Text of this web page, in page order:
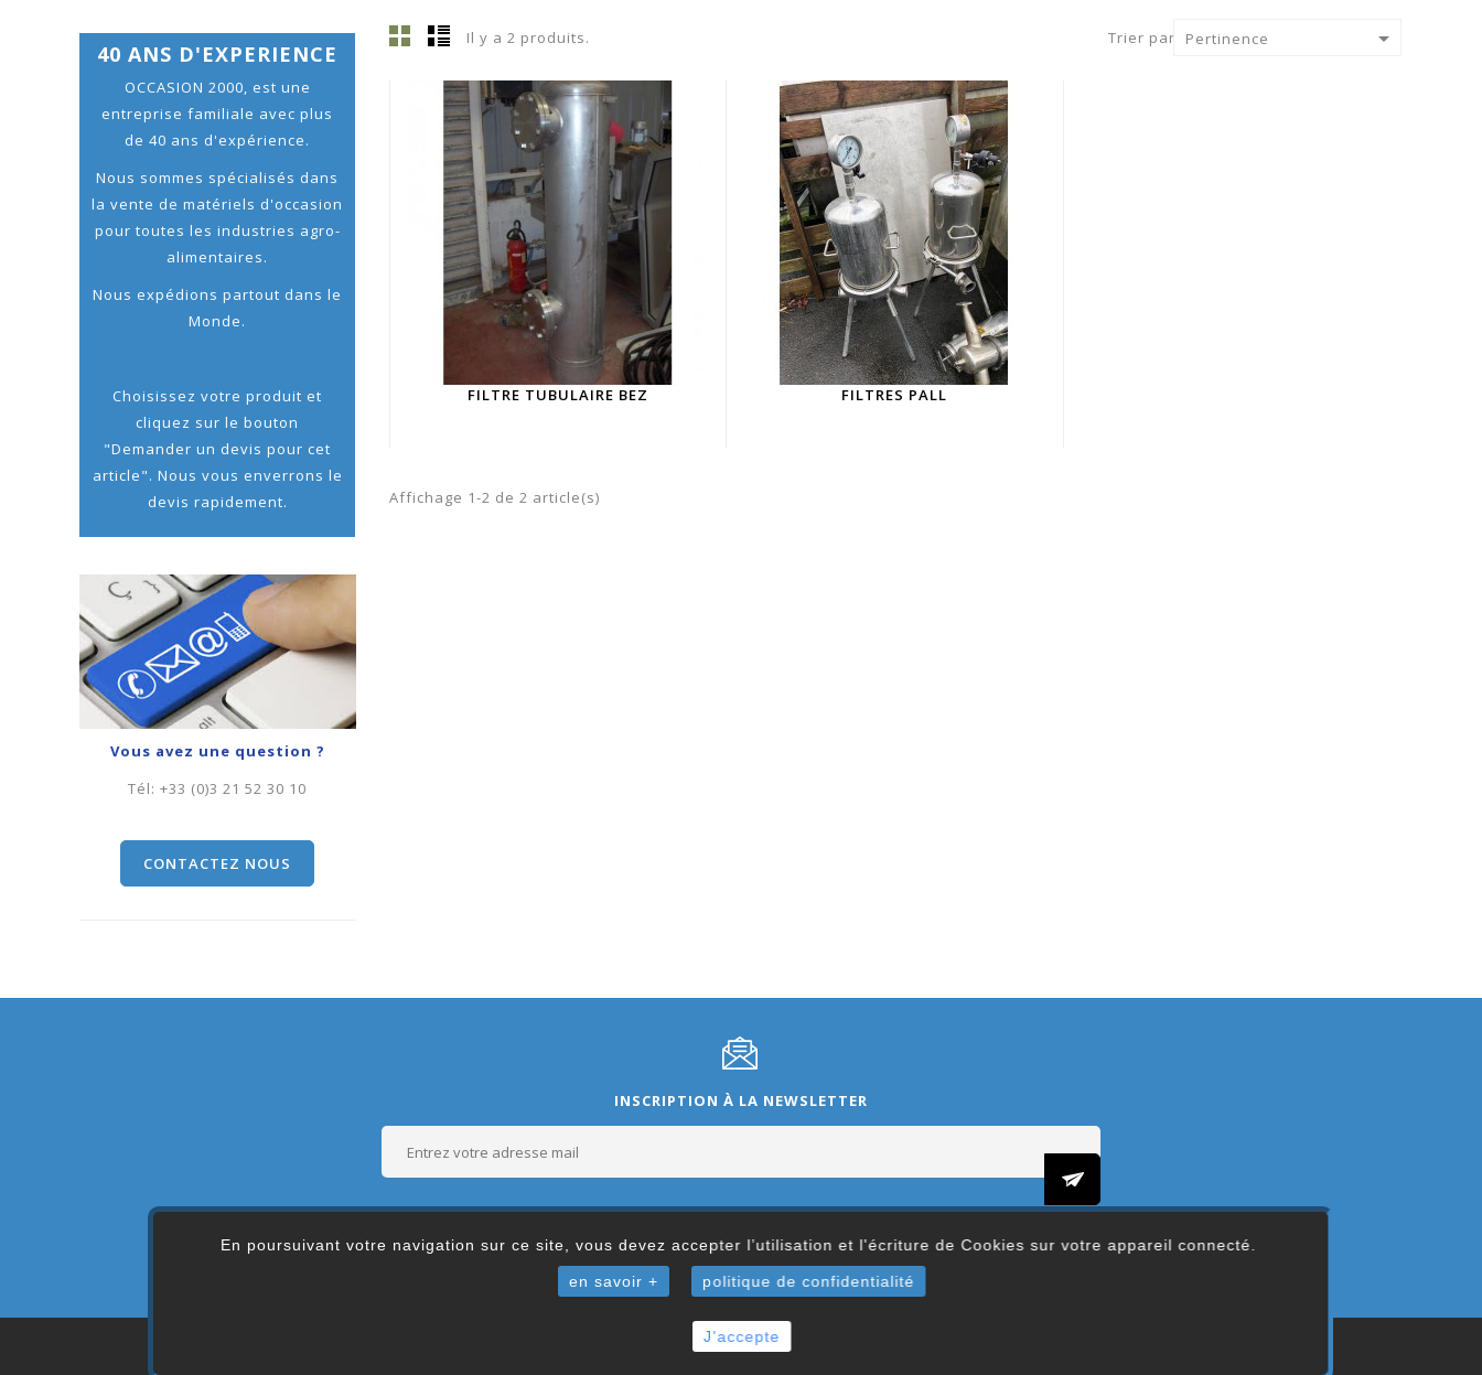
En poursuivant votre navigation sur ce site, vous devez accepter l’utilisation et l'écriture de Cookies sur votre appareil connecté.
en savoir + politique de confidentialité
J'accepte
40 ANS D'EXPERIENCE
OCCASION 2000, est une
entreprise familiale avec plus
de 40 ans d'expérience.
Nous sommes spécialisés dans
la vente de matériels d'occasion
pour toutes les industries agro-
alimentaires.
Nous expédions partout dans le
Monde.
Choisissez votre produit et
cliquez sur le bouton
"Demander un devis pour cet
article". Nous vous enverrons le
devis rapidement.
Vous avez une question ?
Tél:+33 (0)3 21 52 30 10
CONTACTEZ NOUS
Il y a 2 produits. Trier par : Pertinence 
FILTRE TUBULAIRE BEZ FILTRES PALL
Affichage 1-2 de 2 article(s)
INSCRIPTION À LA NEWSLETTER